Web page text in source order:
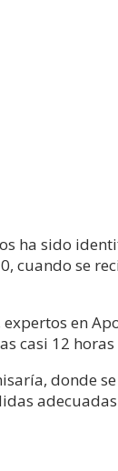
ha sido
cuando se
en
casi 12
donde